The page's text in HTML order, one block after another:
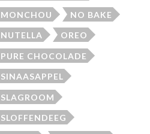
MONCHOU NO BAKE
NUTELLA OREO
PURE CHOCOLADE
SINAASAPPEL
SLAGROOM
SLOFFENDEEG